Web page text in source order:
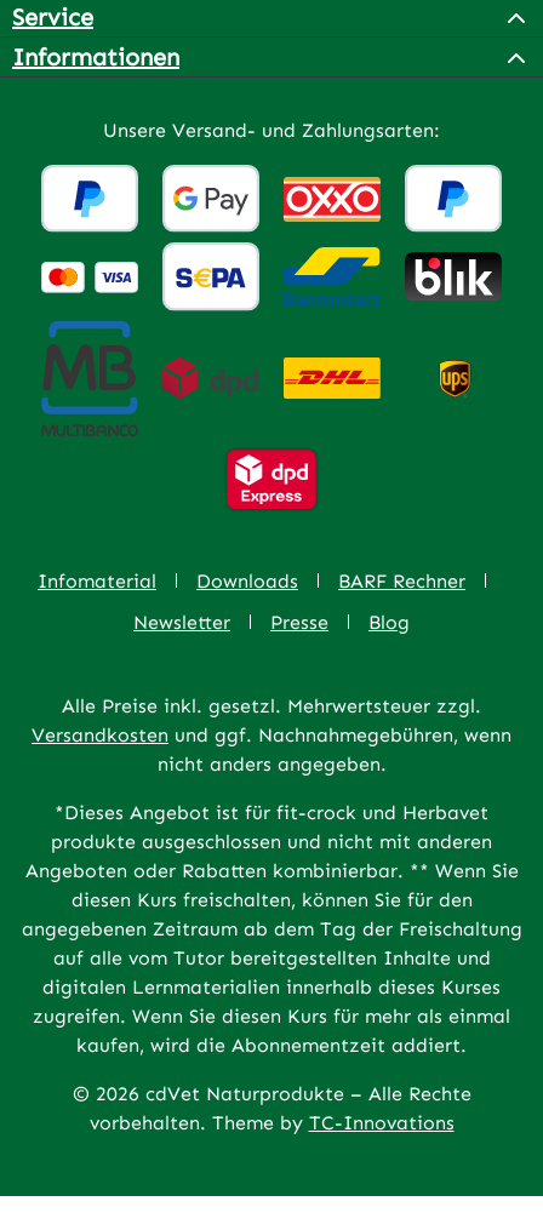
Service
Informationen
Unsere Versand- und Zahlungsarten:
Infomaterial Downloads
BARF Rechner
Newsletter
Presse Blog
Alle Preise inkl. gesetzl. Mehrwertsteuer zzgl.
Versandkosten und ggf. Nachnahmegebühren, wenn
nicht anders angegeben.
*Dieses Angebot ist für fit-crock und Herbavet
produkte ausgeschlossen und nicht mit anderen
Angeboten oder Rabatten kombinierbar. ** Wenn Sie
diesen Kurs freischalten, können Sie für den
angegebenen Zeitraum ab dem Tag der Freischaltung
auf alle vom Tutor bereitgestellten Inhalte und
digitalen Lernmaterialien innerhalb dieses Kurses
zugreifen. Wenn Sie diesen Kurs für mehr als einmal
kaufen, wird die Abonnementzeit addiert.
© 2026 cdVet Naturprodukte – Alle Rechte
vorbehalten. Theme by TC-Innovations